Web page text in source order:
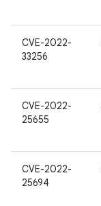
CVE-2022-
33256
CVE-2022-
25655
CVE-2022-
25694